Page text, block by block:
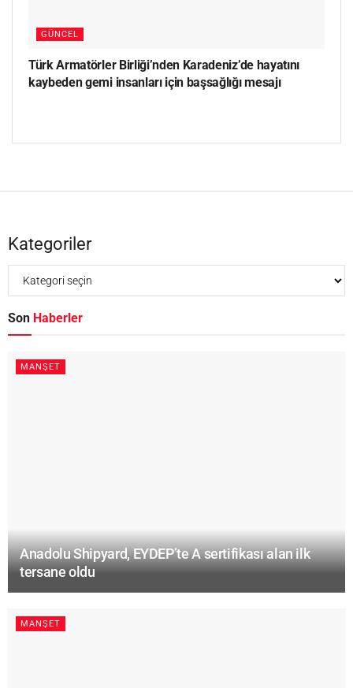
GÜNCEL
Türk Armatörler Birliği’nden Karadeniz’de hayatını
kaybeden gemi insanları için başsağlığı mesajı
Kategoriler
Son Haberler
MANŞET
Anadolu Shipyard, EYDEP’te A sertifikası alan ilk
tersane oldu
MANŞET